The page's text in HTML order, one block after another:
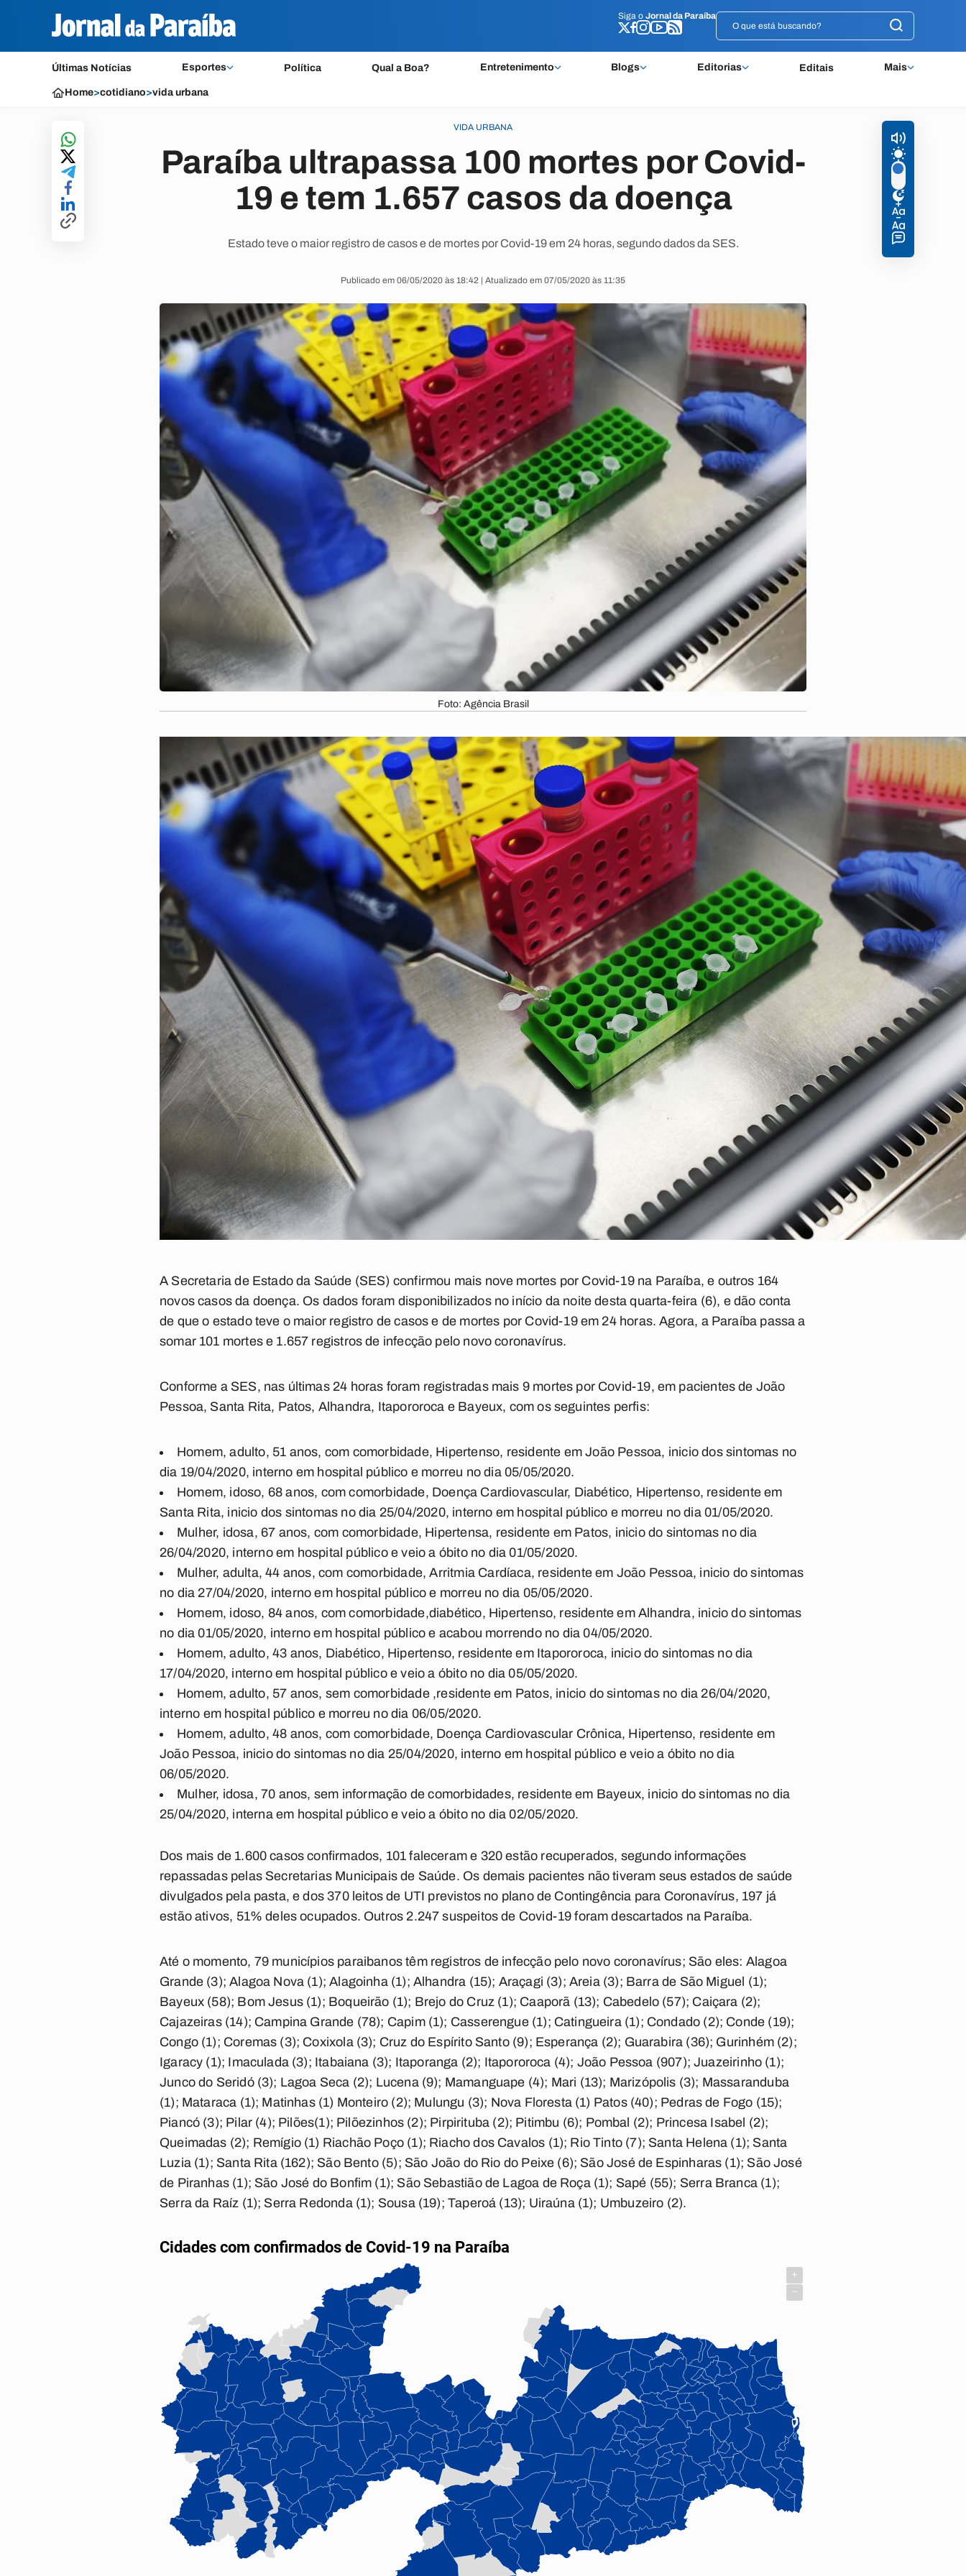
Siga o Jornal da Paraíba
Últimas Notícias Esportes Política Qual a Boa? Entretenimento Blogs Editorias Editais Mais
Siga o Jornal da Paraíba
Home>cotidiano>vida urbana
VIDA URBANA
Paraíba ultrapassa 100 mortes por Covid-
19 e tem 1.657 casos da doença
Estado teve o maior registro de casos e de mortes por Covid-19 em 24 horas, segundo dados da SES.
Publicado em 06/05/2020 às 18:42 | Atualizado em 07/05/2020 às 11:35
Foto: Agência Brasil
A Secretaria de Estado da Saúde (SES) confirmou mais nove mortes por Covid-19 na Paraíba, e outros 164
novos casos da doença. Os dados foram disponibilizados no início da noite desta quarta-feira (6), e dão conta
de que o estado teve o maior registro de casos e de mortes por Covid-19 em 24 horas. Agora, a Paraíba passa a
somar 101 mortes e 1.657 registros de infecção pelo novo coronavírus.
Conforme a SES, nas últimas 24 horas foram registradas mais 9 mortes por Covid-19, em pacientes de João
Pessoa, Santa Rita, Patos, Alhandra, Itapororoca e Bayeux, com os seguintes perfis:
Homem, adulto, 51 anos, com comorbidade, Hipertenso, residente em João Pessoa, inicio dos sintomas no
dia 19/04/2020, interno em hospital público e morreu no dia 05/05/2020.
Homem, idoso, 68 anos, com comorbidade, Doença Cardiovascular, Diabético, Hipertenso, residente em
Santa Rita, inicio dos sintomas no dia 25/04/2020, interno em hospital público e morreu no dia 01/05/2020.
Mulher, idosa, 67 anos, com comorbidade, Hipertensa, residente em Patos, inicio do sintomas no dia
26/04/2020, interno em hospital público e veio a óbito no dia 01/05/2020.
Mulher, adulta, 44 anos, com comorbidade, Arritmia Cardíaca, residente em João Pessoa, inicio do sintomas
no dia 27/04/2020, interno em hospital público e morreu no dia 05/05/2020.
Homem, idoso, 84 anos, com comorbidade,diabético, Hipertenso, residente em Alhandra, inicio do sintomas
no dia 01/05/2020, interno em hospital público e acabou morrendo no dia 04/05/2020.
Homem, adulto, 43 anos, Diabético, Hipertenso, residente em Itapororoca, inicio do sintomas no dia
17/04/2020, interno em hospital público e veio a óbito no dia 05/05/2020.
Homem, adulto, 57 anos, sem comorbidade ,residente em Patos, inicio do sintomas no dia 26/04/2020,
interno em hospital público e morreu no dia 06/05/2020.
Homem, adulto, 48 anos, com comorbidade, Doença Cardiovascular Crônica, Hipertenso, residente em
João Pessoa, inicio do sintomas no dia 25/04/2020, interno em hospital público e veio a óbito no dia
06/05/2020.
Mulher, idosa, 70 anos, sem informação de comorbidades, residente em Bayeux, inicio do sintomas no dia
25/04/2020, interna em hospital público e veio a óbito no dia 02/05/2020.
Dos mais de 1.600 casos confirmados, 101 faleceram e 320 estão recuperados, segundo informações
repassadas pelas Secretarias Municipais de Saúde. Os demais pacientes não tiveram seus estados de saúde
divulgados pela pasta, e dos 370 leitos de UTI previstos no plano de Contingência para Coronavírus, 197 já
estão ativos, 51% deles ocupados. Outros 2.247 suspeitos de Covid-19 foram descartados na Paraíba.
Até o momento, 79 municípios paraibanos têm registros de infecção pelo novo coronavírus; São eles: Alagoa
Grande (3); Alagoa Nova (1); Alagoinha (1); Alhandra (15); Araçagi (3); Areia (3); Barra de São Miguel (1);
Bayeux (58); Bom Jesus (1); Boqueirão (1); Brejo do Cruz (1); Caaporã (13); Cabedelo (57); Caiçara (2);
Cajazeiras (14); Campina Grande (78); Capim (1); Casserengue (1); Catingueira (1); Condado (2); Conde (19);
Congo (1); Coremas (3); Coxixola (3); Cruz do Espírito Santo (9); Esperança (2); Guarabira (36); Gurinhém (2);
Igaracy (1); Imaculada (3); Itabaiana (3); Itaporanga (2); Itapororoca (4); João Pessoa (907); Juazeirinho (1);
Junco do Seridó (3); Lagoa Seca (2); Lucena (9); Mamanguape (4); Mari (13); Marizópolis (3); Massaranduba
(1); Mataraca (1); Matinhas (1) Monteiro (2); Mulungu (3); Nova Floresta (1) Patos (40); Pedras de Fogo (15);
Piancó (3); Pilar (4); Pilões(1); Pilõezinhos (2); Pirpirituba (2); Pitimbu (6); Pombal (2); Princesa Isabel (2);
Queimadas (2); Remígio (1) Riachão Poço (1); Riacho dos Cavalos (1); Rio Tinto (7); Santa Helena (1); Santa
Luzia (1); Santa Rita (162); São Bento (5); São João do Rio do Peixe (6); São José de Espinharas (1); São José
de Piranhas (1); São José do Bonfim (1); São Sebastião de Lagoa de Roça (1); Sapé (55); Serra Branca (1);
Serra da Raíz (1); Serra Redonda (1); Sousa (19); Taperoá (13); Uiraúna (1); Umbuzeiro (2).